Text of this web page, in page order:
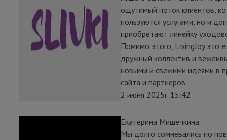
ощутимый поток клиентов,
пользуются услугами, но и
приобретают линейку
Помимо этого, LivingJoy это
дружный коллектив и
новыми и свежими идеями в
сайта и партнёров.
2 июня 2025г. 15:42
Екатерина Мишечкина
Мы долго сомневались по